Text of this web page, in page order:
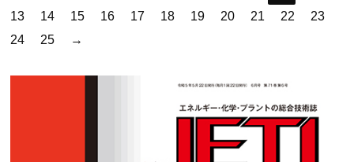
13
14 15 16 17 18 19 20 21 22
23
24
25 →